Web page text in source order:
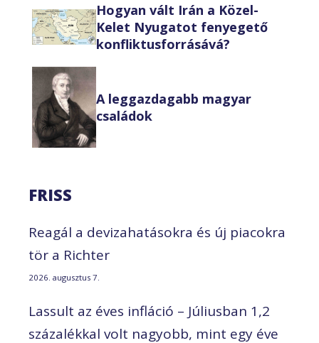
Hogyan vált Irán a Közel-
Kelet Nyugatot fenyegető
konfliktusforrásává?
A leggazdagabb magyar
családok
FRISS
Reagál a devizahatásokra és új piacokra
tör a Richter
2026. augusztus 7.
Lassult az éves infláció – Júliusban 1,2
százalékkal volt nagyobb, mint egy éve